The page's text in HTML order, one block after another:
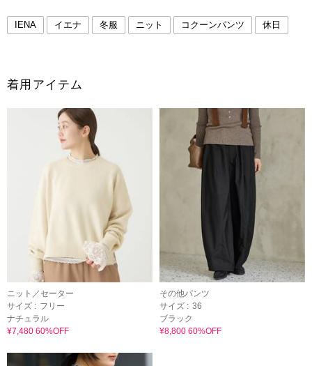
IENA イエナ 冬服 ニット コクーンパンツ 休日
着用アイテム
ニット／セーター
サイズ : フリー
ナチュラル
¥7,480 60%OFF
その他パンツ
サイズ : 36
ブラック
¥8,800 60%OFF